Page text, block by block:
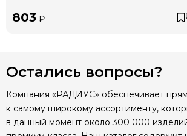
803 ₽
Остались вопросы?
Компания «РАДИУС» обеспечивает
к самому широкому ассортименту,
в данный момент около 300 000